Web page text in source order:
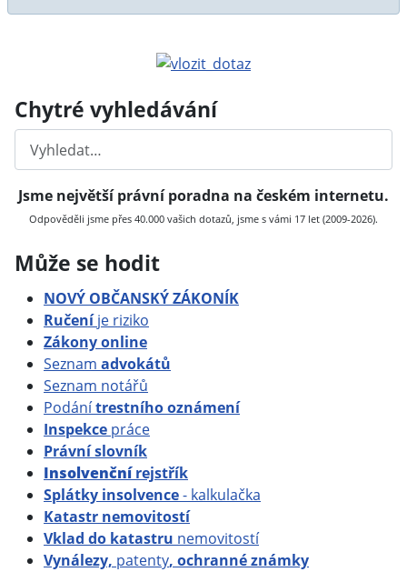
Chytré vyhledávání
Hledat
Jsme největší právní poradna na českém internetu.
Odpověděli jsme přes 40.000 vašich dotazů, jsme s vámi 17 let (2009-2026).
Může se hodit
NOVÝ OBČANSKÝ ZÁKONÍK
Ručeníje riziko
Zákony online
Seznam advokátů
Seznam notářů
Podánítrestního oznámení
Inspekce práce
Právní slovník
Insolvenčnírejstřík
Splátky insolvence- kalkulačka
Katastr nemovitostí
Vklad do katastru nemovitostí
Vynálezy, patenty, ochranné známky